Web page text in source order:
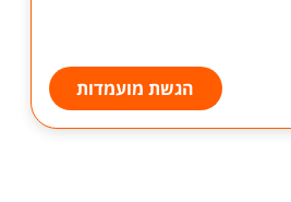
הגשת מועמדות